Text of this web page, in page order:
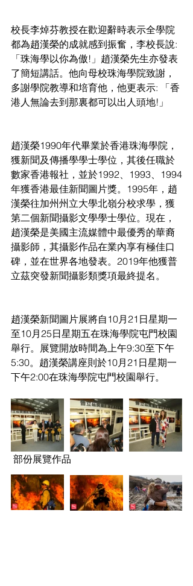
校長李焯芬教授在歡迎辭時表示全學院
都為趙漢榮的成就感到振奮，李校長說:
「珠海學以你為傲!」趙漢榮先生亦發表
了簡短講話。他向母校珠海學院致謝，
多謝學院教導和培育他，他更表示: 「香
港人無論去到那裏都可以出人頭地!」
趙漢榮1990年代畢業於香港珠海學院，
獲新聞及傳播學學士學位，其後任職於
數家香港報社，並於1992、1993、1994
年獲香港最佳新聞圖片獎。1995年，趙
漢榮往加州州立大學北嶺分校求學，獲
第二個新聞攝影文學學士學位。現在，
趙漢榮是美國主流媒體中最優秀的華裔
攝影師，其攝影作品在業內享有極佳口
碑，並在世界各地發表。2019年他獲普
立茲突發新聞攝影類獎項最終提名。
趙漢榮新聞圖片展將自10月21日星期一
至10月25日星期五在珠海學院屯門校園
舉行。展覽開放時間為上午9:30至下午
5:30。趙漢榮講座則於10月21日星期一
下午2:00在珠海學院屯門校園舉行。
部份展覽作品